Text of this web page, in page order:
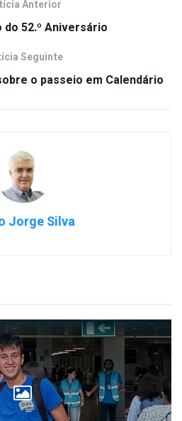
Anterior
do 52.º Aniversário
Seguinte
o passeio em Calendário
Jorge Silva